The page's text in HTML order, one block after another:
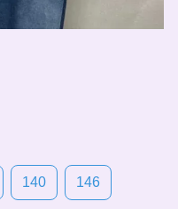
140 146